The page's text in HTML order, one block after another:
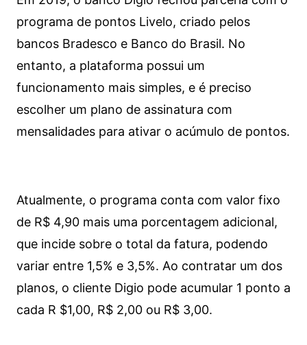
programa de pontos Livelo, criado pelos
bancos Bradesco e Banco do Brasil. No
entanto, a plataforma possui um
funcionamento mais simples, e é preciso
escolher um plano de assinatura com
mensalidades para ativar o acúmulo de pontos.
Atualmente, o programa conta com valor fixo
de R$ 4,90 mais uma porcentagem adicional,
que incide sobre o total da fatura, podendo
variar entre 1,5% e 3,5%. Ao contratar um dos
planos, o cliente Digio pode acumular 1 ponto a
cada R $1,00, R$ 2,00 ou R$ 3,00.